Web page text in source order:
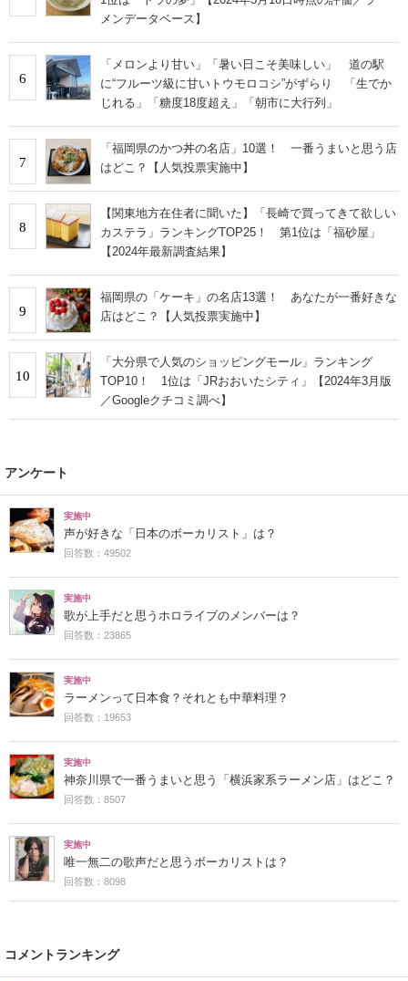
メンデータベース】
6
「メロンより甘い」「暑い日こそ美味しい」 道の駅
に“フルーツ級に甘いトウモロコシ”がずらり 「生でか
じれる」「糖度18度超え」「朝市に大行列」
7
「福岡県のかつ丼の名店」10選！ 一番うまいと思う店
はどこ？【人気投票実施中】
8
【関東地方在住者に聞いた】「長崎で買ってきて欲しい
カステラ」ランキングTOP25！ 第1位は「福砂屋」
【2024年最新調査結果】
9
福岡県の「ケーキ」の名店13選！ あなたが一番好きな
店はどこ？【人気投票実施中】
10
「大分県で人気のショッピングモール」ランキング
TOP10！ 1位は「JRおおいたシティ」【2024年3月版
／Googleクチコミ調べ】
アンケート
実施中
声が好きな「日本のボーカリスト」は？
回答数：49502
実施中
歌が上手だと思うホロライブのメンバーは？
回答数：23865
実施中
ラーメンって日本食？それとも中華料理？
回答数：19653
実施中
神奈川県で一番うまいと思う「横浜家系ラーメン店」はどこ？
回答数：8507
実施中
唯一無二の歌声だと思うボーカリストは？
回答数：8098
コメントランキング